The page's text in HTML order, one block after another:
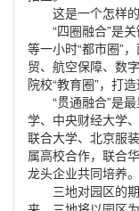
这是一个怎样
“四圈融合”是
等一小时“都市圈”
贸、航空保障、数
院校“教育圈”，打
“贯通融合”是
学、中央财经大学
联合大学、北京服
属高校合作，联合
龙头企业共同培养。
三地对园区的